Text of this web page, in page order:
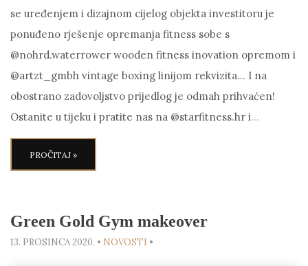
se uređenjem i dizajnom cijelog objekta investitoru je
ponuđeno rješenje opremanja fitness sobe s
@nohrd.waterrower wooden fitness inovation opremom i
@artzt_gmbh vintage boxing linijom rekvizita… I na
obostrano zadovoljstvo prijedlog je odmah prihvaćen!
Ostanite u tijeku i pratite nas na @starfitness.hr i…
PROČITAJ »
Green Gold Gym makeover
13. PROSINCA 2020. • NOVOSTI •